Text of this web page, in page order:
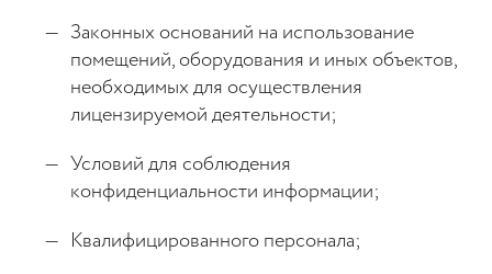
Законных оснований на использование
помещений, оборудования и иных объектов,
необходимых для осуществления
лицензируемой деятельности;
Условий для соблюдения
конфиденциальности информации;
Квалифицированного персонала;